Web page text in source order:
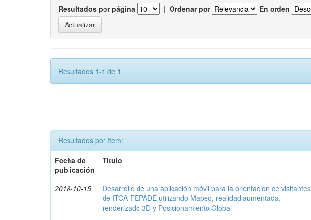
Resultados por página | Ordenar por En orden
Resultados 1-1 de 1.
Resultados por ítem:
Fecha de
publicación
Título
2018-10-15
Desarrollo de una aplicación móvil para la orientación de visitantes
de ITCA-FEPADE utilizando Mapeo, realidad aumentada,
renderizado 3D y Posicionamiento Global